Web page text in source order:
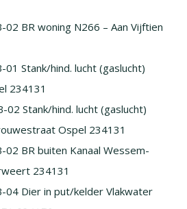
BR woning N266 – Aan Vijftien
Stank/hind. lucht (gaslucht)
234131
Stank/hind. lucht (gaslucht)
Ospel 234131
BR buiten Kanaal Wessem-
234131
04 Dier in put/kelder Vlakwater